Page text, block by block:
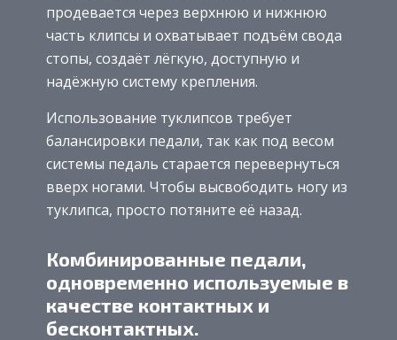
продевается через верхнюю и нижнюю
часть клипсы и охватывает подъём свода
стопы, создаёт лёгкую, доступную и
надёжную систему крепления.
Использование туклипсов требует
балансировки педали, так как под весом
системы педаль старается перевернуться
вверх ногами. Чтобы высвободить ногу из
туклипса, просто потяните её назад.
Комбинированные педали,
одновременно используемые в
качестве контактных и
бесконтактных.